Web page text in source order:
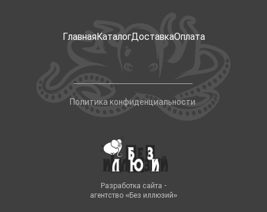
ГлавнаяКаталогДоставкаОплата
Политика конфиденциальности
Разработка сайта -
агентство «Без иллюзий»